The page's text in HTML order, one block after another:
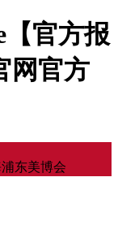
【官方报
网官方
东美博会